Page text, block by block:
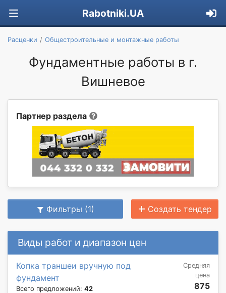
Rabotniki.UA
Расценки Общестроительные и монтажные работы
Фундаментные работы в г.
Вишневое
Партнер раздела
Фильтры (1) Создать тендер
Виды работ и диапазон цен
Копка траншеи вручную под
фундамент
Всего предложений: 42
Средняя
цена
875